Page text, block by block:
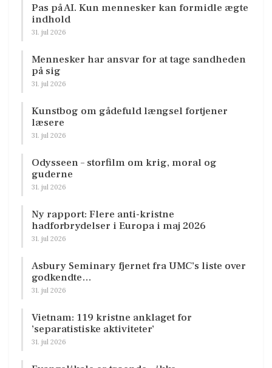
Pas på AI. Kun mennesker kan formidle ægte
indhold
31. jul 2026
Mennesker har ansvar for at tage sandheden
på sig
31. jul 2026
Kunstbog om gådefuld længsel fortjener
læsere
31. jul 2026
Odysseen – storfilm om krig, moral og
guderne
31. jul 2026
Ny rapport: Flere anti-kristne
hadforbrydelser i Europa i maj 2026
31. jul 2026
Asbury Seminary fjernet fra UMC’s liste over
godkendte…
31. jul 2026
Vietnam: 119 kristne anklaget for
’separatistiske aktiviteter’
31. jul 2026